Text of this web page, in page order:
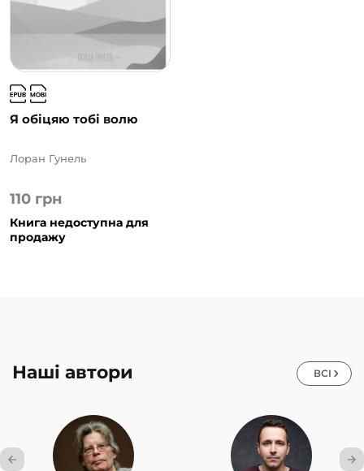
Я обіцяю тобі волю
110 грн
Лоран Гунель
Книга недоступна для
продажу
Наші автори ВСІ